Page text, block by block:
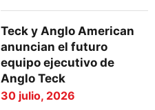
Teck y Anglo American
anuncian el futuro
equipo ejecutivo de
Anglo Teck
30 julio, 2026